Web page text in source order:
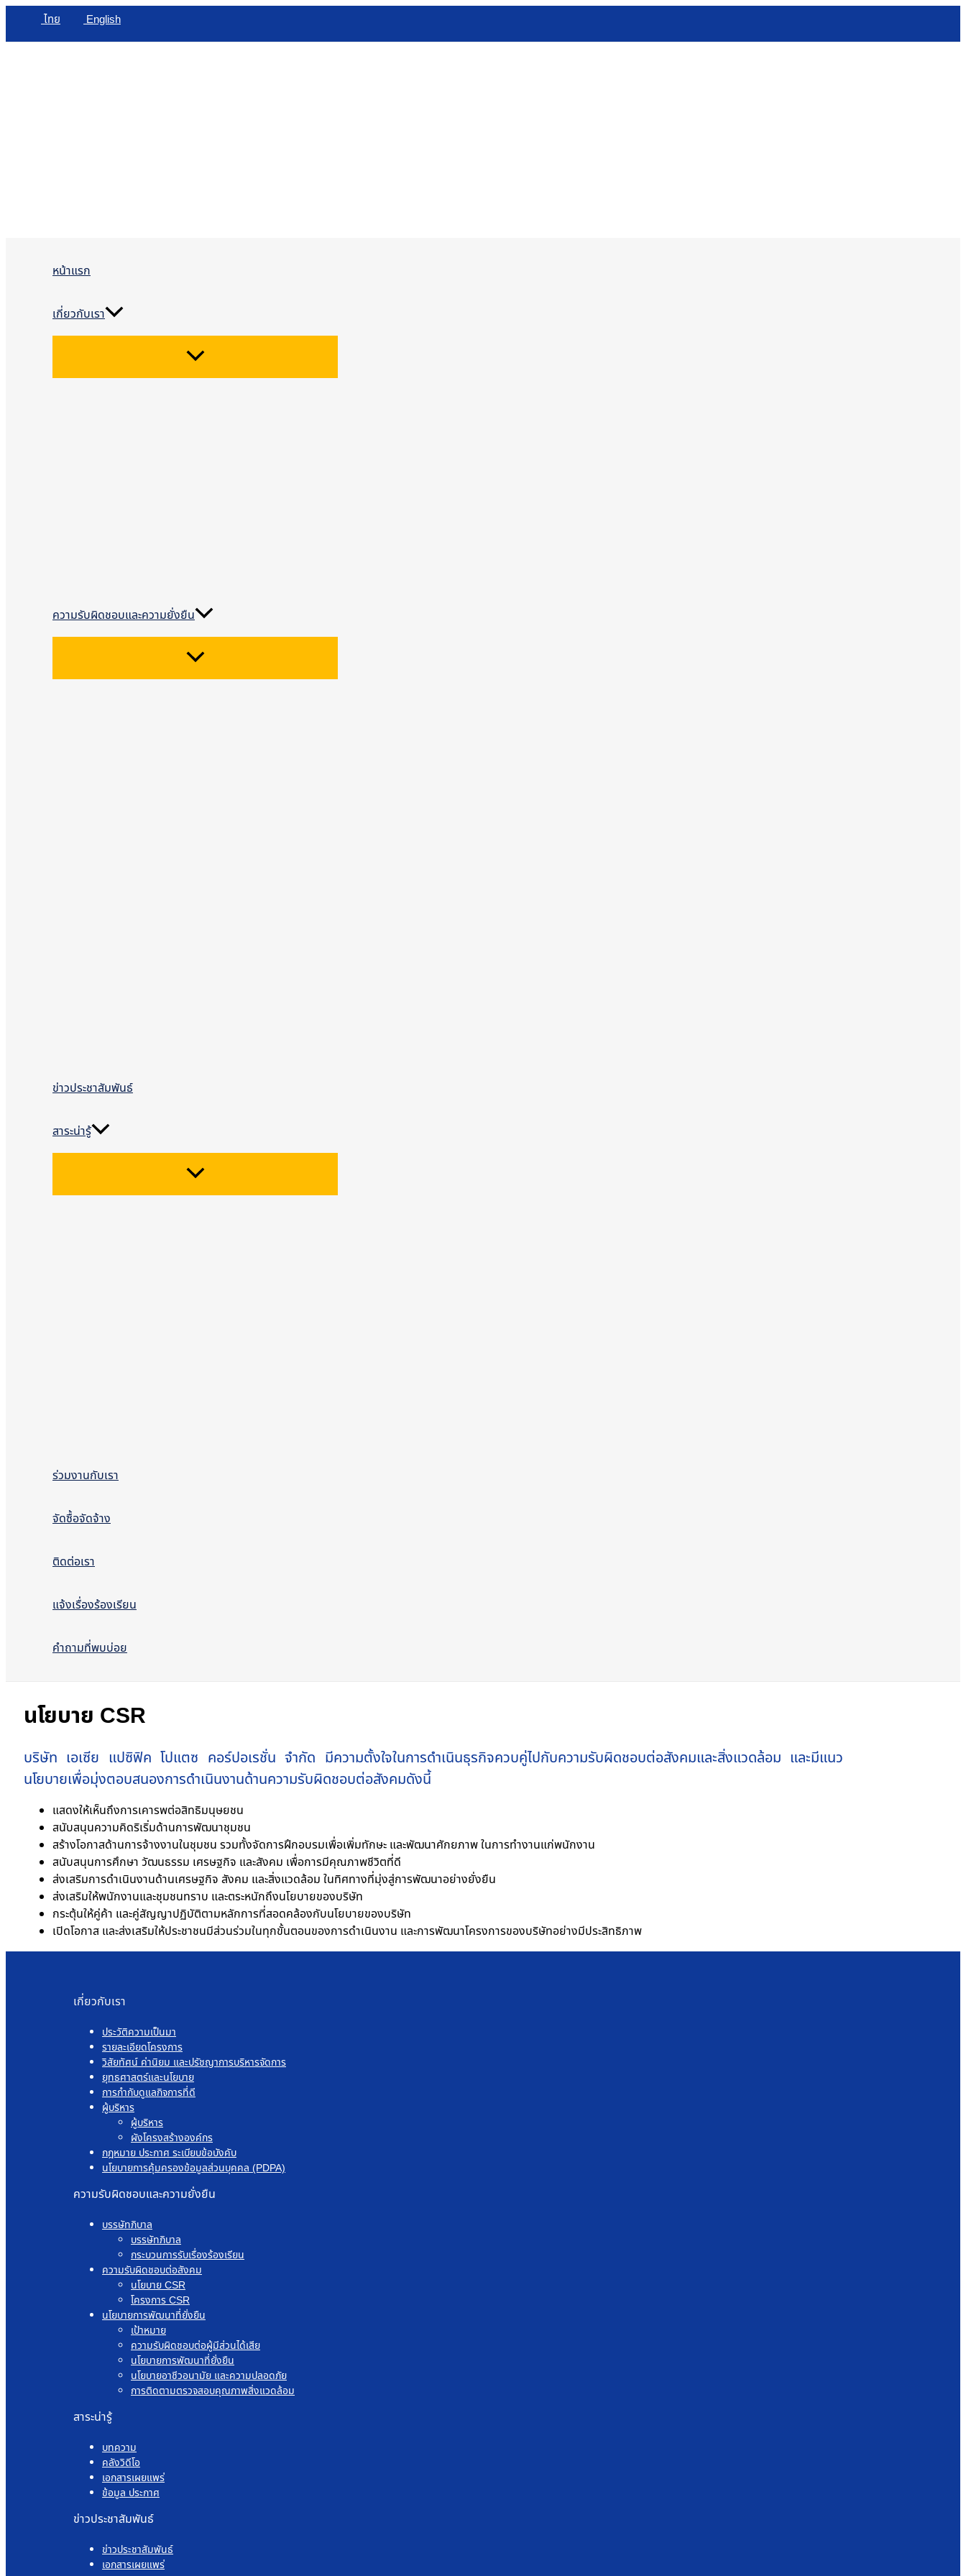
ไทย English
หน้าแรก
เกี่ยวกับเรา
ความรับผิดชอบและความยั่งยืน
ข่าวประชาสัมพันธ์
สาระน่ารู้
ร่วมงานกับเรา
จัดซื้อจัดจ้าง
ติดต่อเรา
แจ้งเรื่องร้องเรียน
คำถามที่พบบ่อย
นโยบาย CSR
บริษัท เอเซีย แปซิฟิค โปแตซ คอร์ปอเรชั่น จำกัด มีความตั้งใจในการดำเนินธุรกิจควบคู่ไปกับความรับผิดชอบต่อสังคมและสิ่งแวดล้อม และมีแนว
นโยบายเพื่อมุ่งตอบสนองการดำเนินงานด้านความรับผิดชอบต่อสังคมดังนี้
แสดงให้เห็นถึงการเคารพต่อสิทธิมนุษยชน
สนับสนุนความคิดริเริ่มด้านการพัฒนาชุมชน
สร้างโอกาสด้านการจ้างงานในชุมชน รวมทั้งจัดการฝึกอบรมเพื่อเพิ่มทักษะ และพัฒนาศักยภาพ ในการทำงานแก่พนักงาน
สนับสนุนการศึกษา วัฒนธรรม เศรษฐกิจ และสังคม เพื่อการมีคุณภาพชีวิตที่ดี
ส่งเสริมการดำเนินงานด้านเศรษฐกิจ สังคม และสิ่งแวดล้อม ในทิศทางที่มุ่งสู่การพัฒนาอย่างยั่งยืน
ส่งเสริมให้พนักงานและชุมชนทราบ และตระหนักถึงนโยบายของบริษัท
กระตุ้นให้คู่ค้า และคู่สัญญาปฏิบัติตามหลักการที่สอดคล้องกับนโยบายของบริษัท
เปิดโอกาส และส่งเสริมให้ประชาชนมีส่วนร่วมในทุกขั้นตอนของการดำเนินงาน และการพัฒนาโครงการของบริษัทอย่างมีประสิทธิภาพ
เกี่ยวกับเรา
ประวัติความเป็นมา
รายละเอียดโครงการ
วิสัยทัศน์ ค่านิยม และปรัชญาการบริหารจัดการ
ยุทธศาสตร์และนโยบาย
การกำกับดูแลกิจการที่ดี
ผู้บริหาร
ผู้บริหาร
ผังโครงสร้างองค์กร
กฎหมาย ประกาศ ระเบียบข้อบังคับ
นโยบายการคุ้มครองข้อมูลส่วนบุคคล (PDPA)
ความรับผิดชอบและความยั่งยืน
บรรษัทภิบาล
บรรษัทภิบาล
กระบวนการรับเรื่องร้องเรียน
ความรับผิดชอบต่อสังคม
นโยบาย CSR
โครงการ CSR
นโยบายการพัฒนาที่ยั่งยืน
เป้าหมาย
ความรับผิดชอบต่อผู้มีส่วนได้เสีย
นโยบายการพัฒนาที่ยั่งยืน
นโยบายอาชีวอนามัย และความปลอดภัย
การติดตามตรวจสอบคุณภาพสิ่งแวดล้อม
สาระน่ารู้
บทความ
คลังวิดีโอ
เอกสารเผยแพร่
ข้อมูล ประกาศ
ข่าวประชาสัมพันธ์
ข่าวประชาสัมพันธ์
เอกสารเผยแพร่